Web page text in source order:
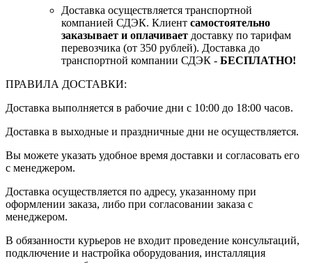
Доставка осуществляется транспортной
компанией СДЭК. Клиент самостоятельно
заказывает и оплачивает доставку по тарифам
перевозчика (от 350 рублей). Доставка до
транспортной компании СДЭК - БЕСПЛАТНО!
ПРАВИЛА ДОСТАВКИ:
Доставка выполняется в рабочие дни с 10:00 до 18:00 часов.
Доставка в выходные и праздничные дни не осуществляется.
Вы можете указать удобное время доставки и согласовать его
с менеджером.
Доставка осуществляется по адресу, указанному при
оформлении заказа, либо при согласовании заказа с
менеджером.
В обязанности курьеров не входит проведение консультаций,
подключение и настройка оборудования, инсталляция